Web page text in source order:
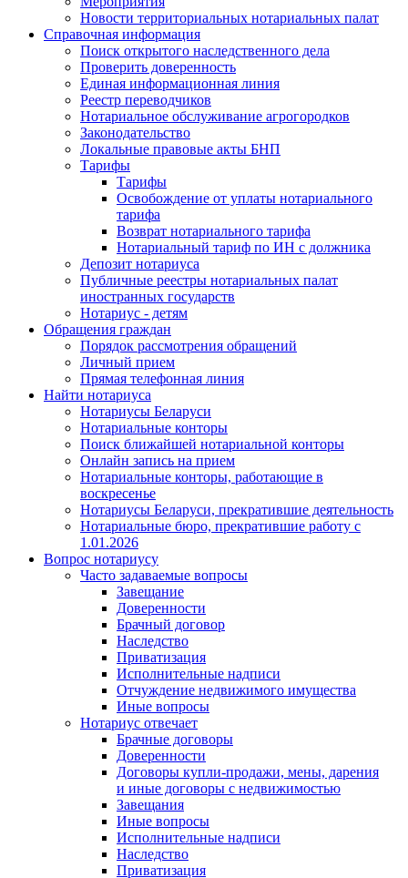
Новости территориальных нотариальных палат
Справочная информация
Поиск открытого наследственного дела
Проверить доверенность
Единая информационная линия
Реестр переводчиков
Нотариальное обслуживание агрогородков
Законодательство
Локальные правовые акты БНП
Тарифы
Тарифы
Освобождение от уплаты нотариального
тарифа
Возврат нотариального тарифа
Нотариальный тариф по ИН с должника
Депозит нотариуса
Публичные реестры нотариальных палат
иностранных государств
Нотариус - детям
Обращения граждан
Порядок рассмотрения обращений
Личный прием
Прямая телефонная линия
Найти нотариуса
Нотариусы Беларуси
Нотариальные конторы
Поиск ближайшей нотариальной конторы
Онлайн запись на прием
Нотариальные конторы, работающие в
воскресенье
Нотариусы Беларуси, прекратившие деятельность
Нотариальные бюро, прекратившие работу с
1.01.2026
Вопрос нотариусу
Часто задаваемые вопросы
Завещание
Доверенности
Брачный договор
Наследство
Приватизация
Исполнительные надписи
Отчуждение недвижимого имущества
Иные вопросы
Нотариус отвечает
Брачные договоры
Доверенности
Договоры купли-продажи, мены, дарения
и иные договоры с недвижимостью
Завещания
Иные вопросы
Исполнительные надписи
Наследство
Приватизация